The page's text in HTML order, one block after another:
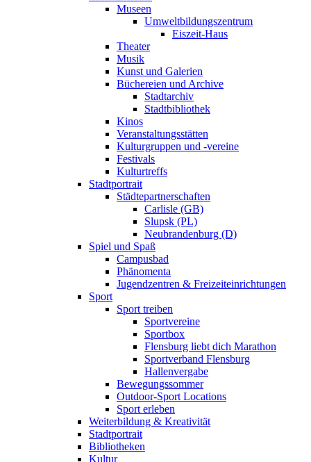
Museen
Umweltbildungszentrum
Eiszeit-Haus
Theater
Musik
Kunst und Galerien
Büchereien und Archive
Stadtarchiv
Stadtbibliothek
Kinos
Veranstaltungsstätten
Kulturgruppen und -vereine
Festivals
Kulturtreffs
Stadtportrait
Städtepartnerschaften
Carlisle (GB)
Slupsk (PL)
Neubrandenburg (D)
Spiel und Spaß
Campusbad
Phänomenta
Jugendzentren & Freizeiteinrichtungen
Sport
Sport treiben
Sportvereine
Sportbox
Flensburg liebt dich Marathon
Sportverband Flensburg
Hallenvergabe
Bewegungssommer
Outdoor-Sport Locations
Sport erleben
Weiterbildung & Kreativität
Stadtportrait
Bibliotheken
Kultur